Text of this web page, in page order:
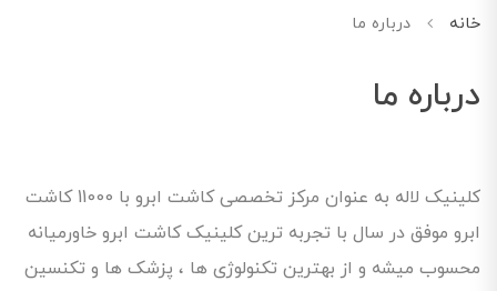
خانه درباره ما
درباره ما
کلینیک لاله به عنوان مرکز تخصصی کاشت ابرو با 11000 کاشت
ابرو موفق در سال با تجربه ترین کلینیک کاشت ابرو خاورمیانه
محسوب میشه و از بهترین تکنولوژی ها ، پزشک ها و تکنسین